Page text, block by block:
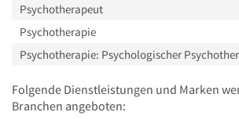
Psychotherapeut
Psychotherapie
Psychotherapie: Psychologischer
Folgende Dienstleistungen und Marken
Branchen angeboten: